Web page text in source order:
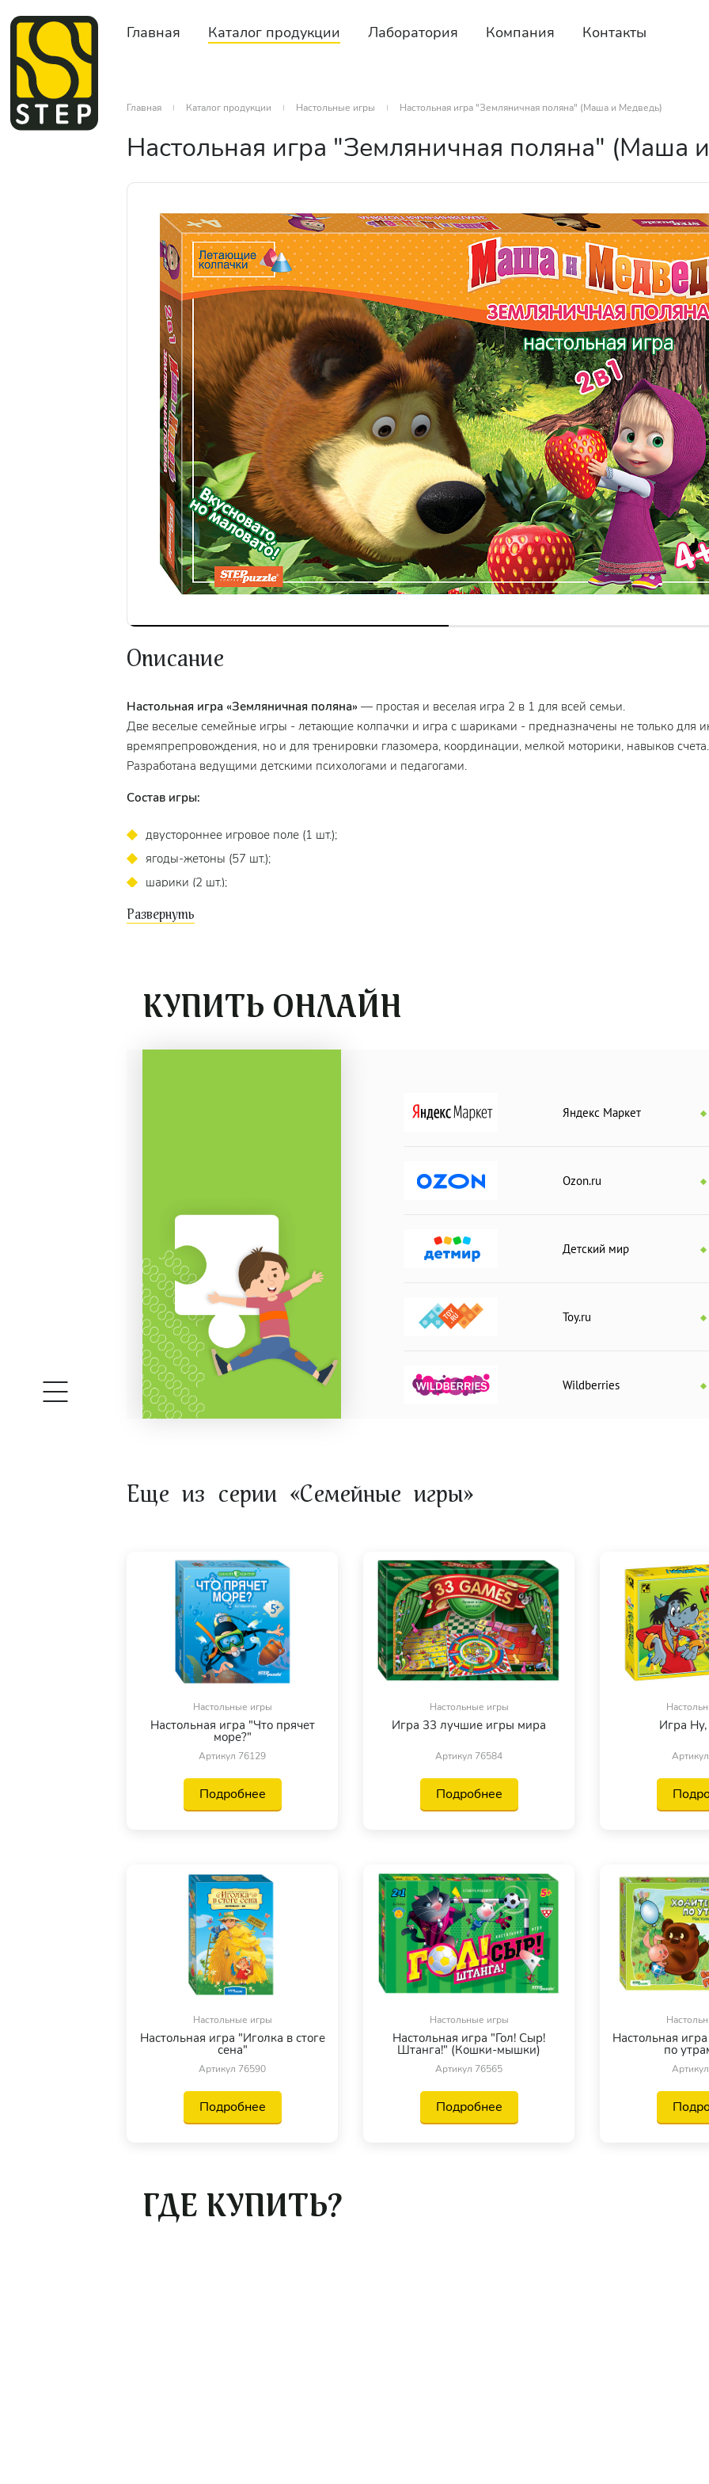
Главная Каталог продукции Лаборатория Компания Контакты
Главная Каталог продукции Настольные игры Настольная игра "Земляничная поляна" (Маша и Медведь)
Настольная игра "Земляничная поляна" (Маша
Описание
Настольная игра «Земляничная поляна» — простая и веселая игра 2 в 1 для всей семьи.
Две веселые семейные игры - летающие колпачки и игра с шариками - предназначены не только для
времяпрепровождения, но и для тренировки глазомера, координации, мелкой моторики, навыков счета.
Разработана ведущими детскими психологами и педагогами.
Состав игры:
двустороннее игровое поле (1 шт.);
ягоды-жетоны (57 шт.);
шарики (2 шт.);
таблицы-корзины (4 шт.);
правила игры.
В ходе игры каждый игрок по очереди запускает три колпачка с трамплина на игровое поле. Игра
Этот участник становится победителем.
Вторая игра. "Крик победы".
На дно игровой коробки по углам устанавливают 4 трамплина. Сверху укладывают планшет "теннисный
чтобы под каждым отверстием поля находились нарисованные разноцветные мячики.
Игроки занимают места друг напротив друга, по разные стороны от сетки.
Цель игры: перекинуть шарик на сторону соперника, так чтобы шарик попал в отверстие определенного
первому набрать 20 очков (мячей).
Время игры.
Время игры зависит от возраста и количества участников. Среднее время — 15–20 минут.
Количество игроков.
В игре может принимать участие от 1 до 4 участников.
КУПИТЬ ОНЛАЙН
Яндекс Маркет
Ozon.ru
Детский мир
Toy.ru
Wildberries
Еще из серии «Семейные игры»
Настольные игры
Настольная игра "Что прячет
море?"
Артикул 76129
Подробнее
Настольные игры
Игра 33 лучшие игры мира
Артикул 76584
Подробнее
Игра
Настольные игры
Настольная игра "Иголка в стоге
сена"
Артикул 76590
Подробнее
Настольные игры
Настольная игра "Гол! Сыр!
Штанга!" (Кошки-мышки)
Артикул 76565
Подробнее
Настольная
по
ГДЕ КУПИТЬ?